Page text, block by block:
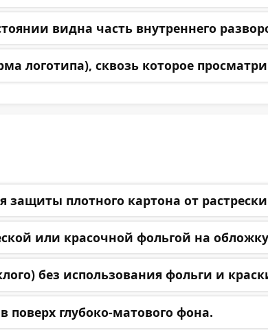
видна часть внутреннего
логотипа), сквозь которое
плотного картона от
или красочной фольгой на
без использования фольги и
глубоко-матового фона.